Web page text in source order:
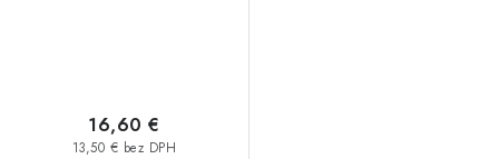
13,50 € bez DPH
16,60 €